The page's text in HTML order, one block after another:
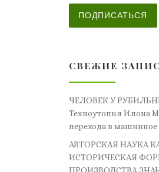
ПОДПИСАТЬСЯ
СВЕЖИЕ
ЧЕЛОВЕК У
Техноутопия Илона
перехода в
АВТОРСКАЯ НАУКА
ИСТОРИЧЕСКАЯ